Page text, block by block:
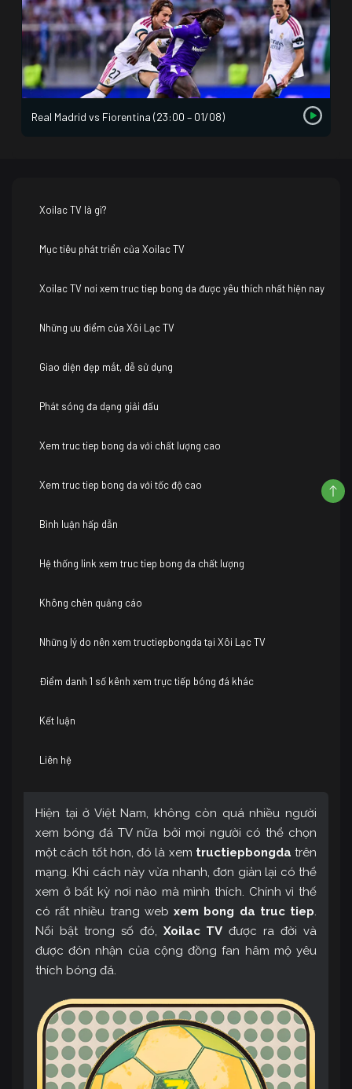
Real Madrid vs Fiorentina (23:00 – 01/08)
Xoilac TV là gì?
Mục tiêu phát triển của Xoilac TV
Xoilac TV nơi xem truc tiep bong da được yêu thích nhất hiện nay
Những ưu điểm của Xôi Lạc TV
Giao diện đẹp mắt, dễ sử dụng
Phát sóng đa dạng giải đấu
Xem truc tiep bong da với chất lượng cao
Xem truc tiep bong da với tốc độ cao
Bình luận hấp dẫn
Hệ thống link xem truc tiep bong da chất lượng
Không chèn quảng cáo
Những lý do nên xem tructiepbongda tại Xôi Lạc TV
Điểm danh 1 số kênh xem trực tiếp bóng đá khác
Kết luận
Liên hệ
Hiện tại ở Việt Nam, không còn quá nhiều người
xem bóng đá TV nữa bởi mọi người có thể chọn
một cách tốt hơn, đó là xem tructiepbongda trên
mạng. Khi cách này vừa nhanh, đơn giản lại có thể
xem ở bất kỳ nơi nào mà mình thích. Chính vì thế
có rất nhiều trang webxem bong da truc tiep.
Nổi bật trong số đó, Xoilac TV được ra đời và
được đón nhận của cộng đồng fan hâm mộ yêu
thích bóng đá.